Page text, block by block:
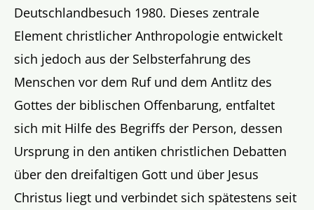
Deutschlandbesuch 1980. Dieses zentrale
Element christlicher Anthropologie entwickelt
sich jedoch aus der Selbsterfahrung des
Menschen vor dem Ruf und dem Antlitz des
Gottes der biblischen Offenbarung, entfaltet
sich mit Hilfe des Begriffs der Person, dessen
Ursprung in den antiken christlichen Debatten
über den dreifaltigen Gott und über Jesus
Christus liegt und verbindet sich spätestens seit